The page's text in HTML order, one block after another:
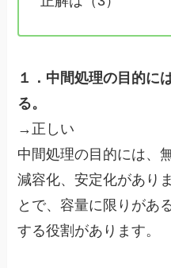
１．中間処理の目的に
る。
→正しい
中間処理の目的には、
減容化、安定化があり
とで、容量に限りがあ
する役割があります。